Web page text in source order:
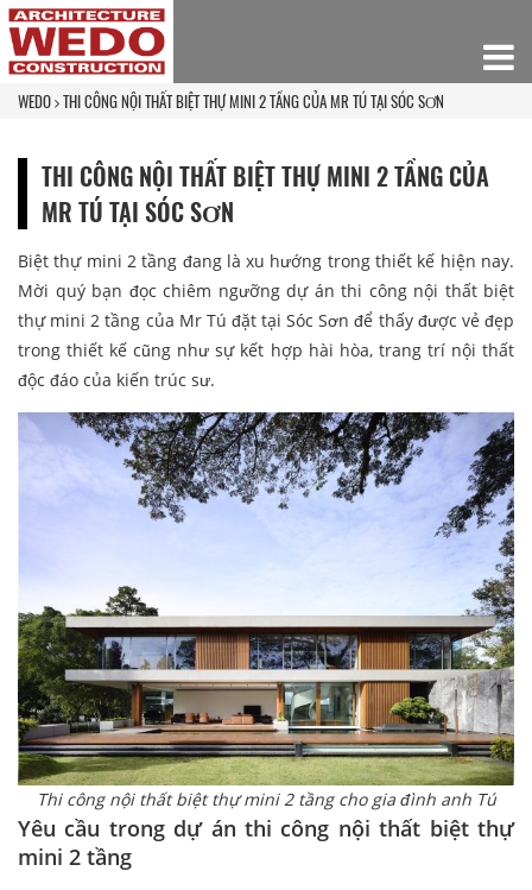
WEDO THI CÔNG NỘI THẤT BIỆT THỰ MINI 2 TẦNG CỦA MR TÚ TẠI SÓC SƠN
THI CÔNG NỘI THẤT BIỆT THỰ MINI 2 TẦNG CỦA
MR TÚ TẠI SÓC SƠN
Biệt thự mini 2 tầng đang là xu hướng trong thiết kế hiện nay.
Mời quý bạn đọc chiêm ngưỡng dự án thi công nội thất biệt
thự mini 2 tầng của Mr Tú đặt tại Sóc Sơn để thấy được vẻ đẹp
trong thiết kế cũng như sự kết hợp hài hòa, trang trí nội thất
độc đáo của kiến trúc sư.
Thi công nội thất biệt thự mini 2 tầng cho gia đình anh Tú
Yêu cầu trong dự án thi công nội thất biệt thự
mini 2 tầng